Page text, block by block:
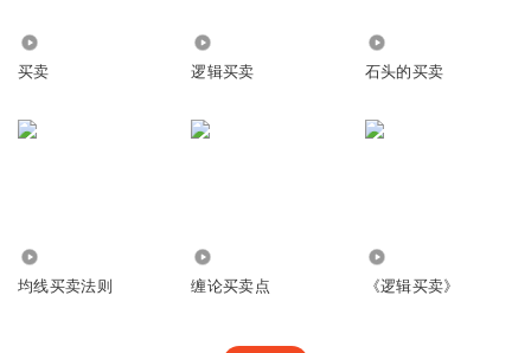
买卖 逻辑买卖 石头的买卖
均线买卖法则 缠论买卖点 《逻辑买卖》